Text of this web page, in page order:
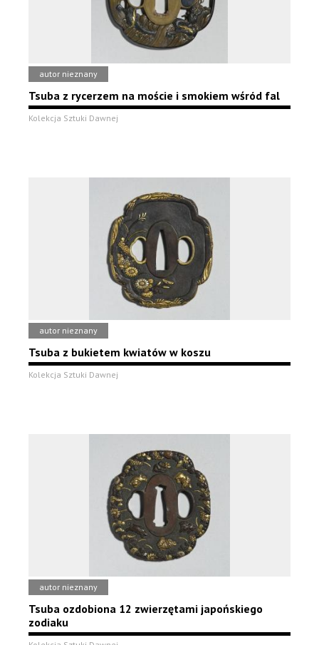
autor nieznany
Tsuba z rycerzem na moście i smokiem wśród fal
Kolekcja Sztuki Dawnej
autor nieznany
Tsuba z bukietem kwiatów w koszu
Kolekcja Sztuki Dawnej
autor nieznany
Tsuba ozdobiona 12 zwierzętami japońskiego
zodiaku